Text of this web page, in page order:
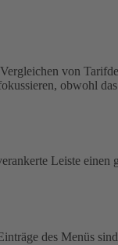
von
obwohl
Leiste einen
des Menüs